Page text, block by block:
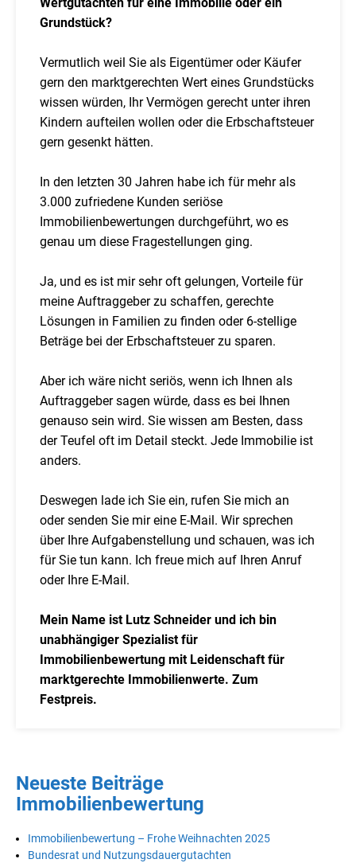
Grundstück?
Vermutlich weil Sie als Eigentümer oder Käufer
gern den marktgerechten Wert eines Grundstücks
wissen würden, Ihr Vermögen gerecht unter ihren
Kindern aufteilen wollen oder die Erbschaftsteuer
gern gesenkt hätten.
In den letzten 30 Jahren habe ich für mehr als
3.000 zufriedene Kunden seriöse
Immobilienbewertungen durchgeführt, wo es
genau um diese Fragestellungen ging.
Ja, und es ist mir sehr oft gelungen, Vorteile für
meine Auftraggeber zu schaffen, gerechte
Lösungen in Familien zu finden oder 6-stellige
Beträge bei der Erbschaftsteuer zu sparen.
Aber ich wäre nicht seriös, wenn ich Ihnen als
Auftraggeber sagen würde, dass es bei Ihnen
genauso sein wird. Sie wissen am Besten, dass
der Teufel oft im Detail steckt. Jede Immobilie ist
anders.
Deswegen lade ich Sie ein, rufen Sie mich an
oder senden Sie mir eine E-Mail. Wir sprechen
über Ihre Aufgabenstellung und schauen, was ich
für Sie tun kann. Ich freue mich auf Ihren Anruf
oder Ihre E-Mail.
Mein Name ist Lutz Schneider und ich bin
unabhängiger Spezialist für
Immobilienbewertung mit Leidenschaft für
marktgerechte Immobilienwerte. Zum
Festpreis.
Neueste Beiträge
Immobilienbewertung
Immobilienbewertung – Frohe Weihnachten 2025
Bundesrat und Nutzungsdauergutachten